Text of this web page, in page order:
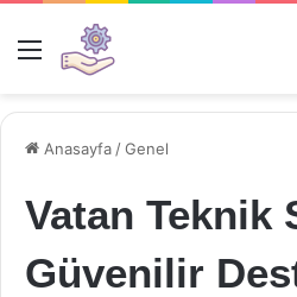
Menü
Anasayfa /Genel
Vatan Teknik
Güvenilir